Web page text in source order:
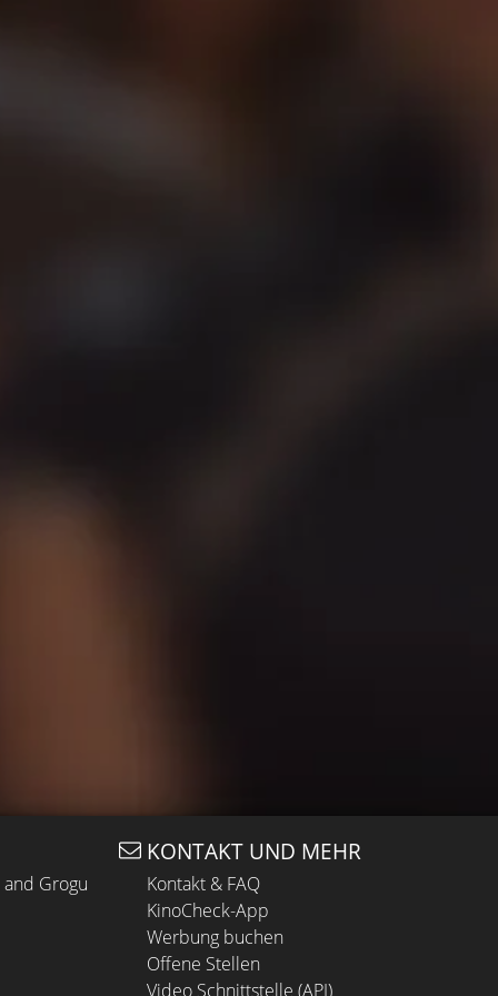
Grogu
KONTAKT UND MEHR
Kontakt & FAQ
KinoCheck-App
Werbung buchen
Offene Stellen
Video Schnittstelle (API)